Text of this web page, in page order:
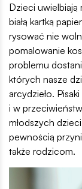
Dzieci uwielbiają
białą kartką
rysować nie
pomalowanie
problemu
których nasze
arcydzieło.
i w
młodszych
pewnością
także rodzicom.